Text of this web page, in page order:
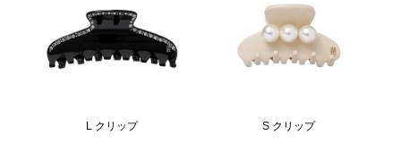
L クリップ S クリップ